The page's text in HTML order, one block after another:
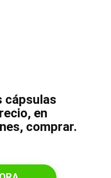
cápsulas
en
comprar.